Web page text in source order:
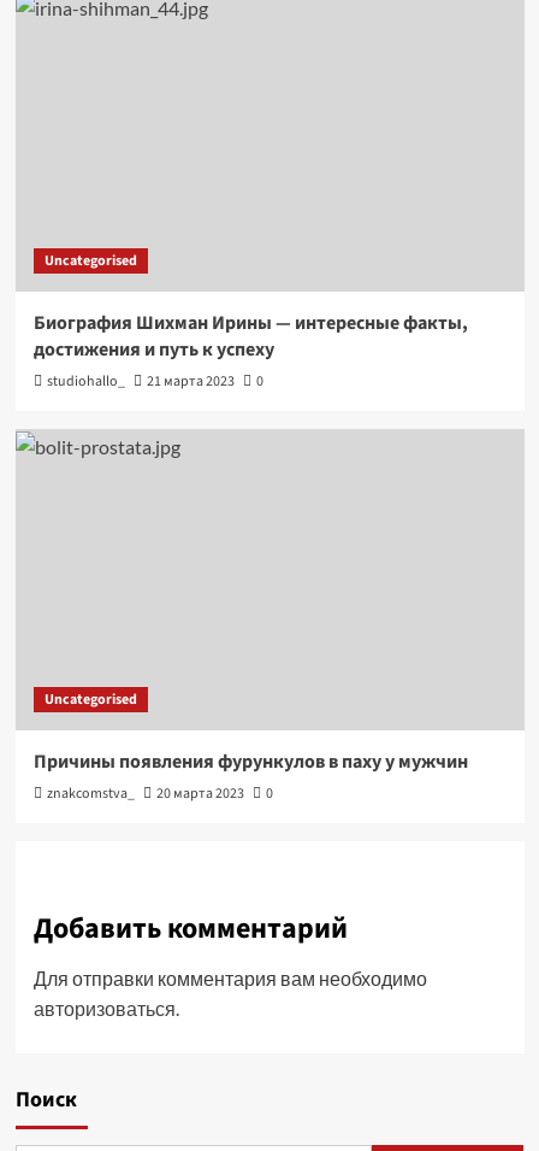
Uncategorised
Биография Шихман Ирины — интересные факты,
достижения и путь к успеху
studiohallo_ 21 марта 2023 0
Uncategorised
Причины появления фурункулов в паху у мужчин
znakcomstva_ 20 марта 2023 0
Добавить комментарий
Для отправки комментария вам необходимо
авторизоваться.
Поиск